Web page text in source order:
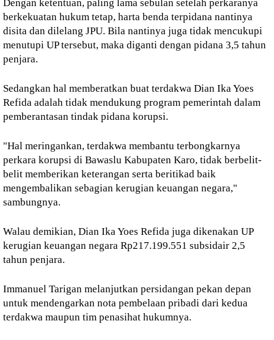
Dengan ketentuan, paling lama sebulan setelah perkaranya
berkekuatan hukum tetap, harta benda terpidana nantinya
disita dan dilelang JPU. Bila nantinya juga tidak mencukupi
menutupi UP tersebut, maka diganti dengan pidana 3,5 tahun
penjara.
Sedangkan hal memberatkan buat terdakwa Dian Ika Yoes
Refida adalah tidak mendukung program pemerintah dalam
pemberantasan tindak pidana korupsi.
"Hal meringankan, terdakwa membantu terbongkarnya
perkara korupsi di Bawaslu Kabupaten Karo, tidak berbelit-
belit memberikan keterangan serta beritikad baik
mengembalikan sebagian kerugian keuangan negara,"
sambungnya.
Walau demikian, Dian Ika Yoes Refida juga dikenakan UP
kerugian keuangan negara Rp217.199.551 subsidair 2,5
tahun penjara.
Immanuel Tarigan melanjutkan persidangan pekan depan
untuk mendengarkan nota pembelaan pribadi dari kedua
terdakwa maupun tim penasihat hukumnya.